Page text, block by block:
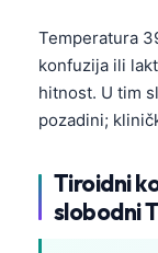
Temperatura
konfuzija ili
hitnost. U tim
pozadini;
Tiroidni
slobodni
ქართული
Lietuvių
Polski
한국어